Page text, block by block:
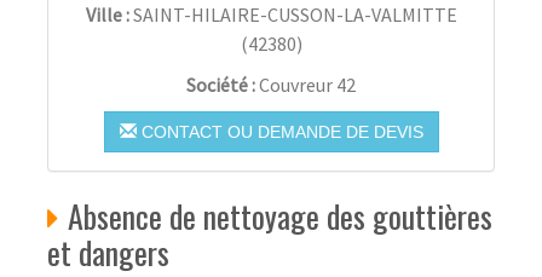
Ville :SAINT-HILAIRE-CUSSON-LA-VALMITTE
(42380)
Société :Couvreur 42
CONTACT OU DEMANDE DE DEVIS
Absence de nettoyage des gouttières
et dangers